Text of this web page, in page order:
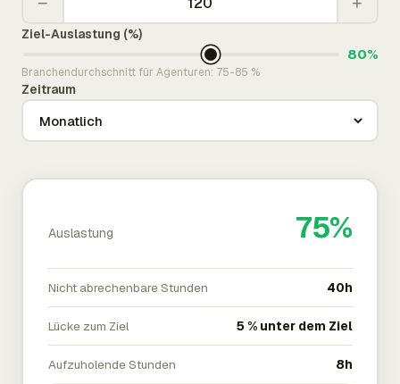
Ziel-Auslastung (%)
80%
Branchendurchschnitt für Agenturen: 75-85 %
Zeitraum
Auslastung 75%
Nicht abrechenbare Stunden 40h
Lücke zum Ziel 5 % unter dem Ziel
Aufzuholende Stunden 8h